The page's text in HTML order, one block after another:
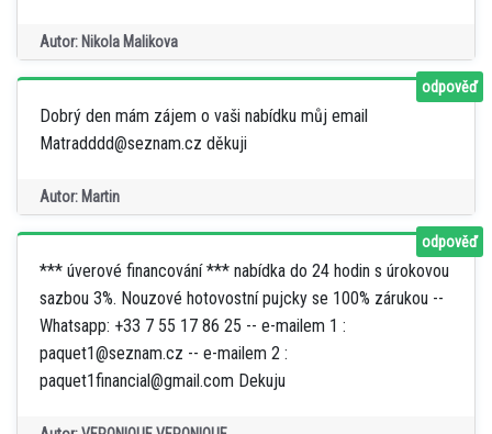
Autor: Nikola Malikova
Dobrý den mám zájem o vaši nabídku můj email
Matradddd@seznam.cz děkuji
Autor: Martin
odpověď
*** úverové financování *** nabídka do 24 hodin s úrokovou
sazbou 3%. Nouzové hotovostní pujcky se 100% zárukou --
Whatsapp: +33 7 55 17 86 25 -- e-mailem 1 :
paquet1@seznam.cz -- e-mailem 2 :
paquet1financial@gmail.com Dekuju
odpověď